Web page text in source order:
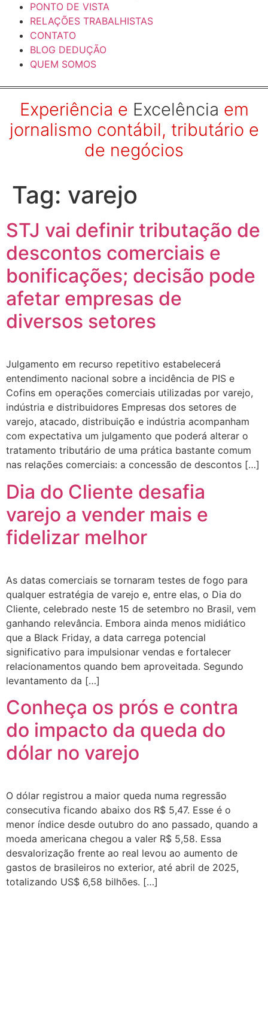
PONTO DE VISTA
RELAÇÕES TRABALHISTAS
CONTATO
BLOG DEDUÇÃO
QUEM SOMOS
Experiência e Excelência em
jornalismo contábil, tributário e
de negócios
Tag: varejo
STJ vai definir tributação de
descontos comerciais e
bonificações; decisão pode
afetar empresas de
diversos setores
Julgamento em recurso repetitivo estabelecerá
entendimento nacional sobre a incidência de PIS e
Cofins em operações comerciais utilizadas por varejo,
indústria e distribuidores Empresas dos setores de
varejo, atacado, distribuição e indústria acompanham
com expectativa um julgamento que poderá alterar o
tratamento tributário de uma prática bastante comum
nas relações comerciais: a concessão de descontos […]
Dia do Cliente desafia
varejo a vender mais e
fidelizar melhor
As datas comerciais se tornaram testes de fogo para
qualquer estratégia de varejo e, entre elas, o Dia do
Cliente, celebrado neste 15 de setembro no Brasil, vem
ganhando relevância. Embora ainda menos midiático
que a Black Friday, a data carrega potencial
significativo para impulsionar vendas e fortalecer
relacionamentos quando bem aproveitada. Segundo
levantamento da […]
Conheça os prós e contra
do impacto da queda do
dólar no varejo
O dólar registrou a maior queda numa regressão
consecutiva ficando abaixo dos R$ 5,47. Esse é o
menor índice desde outubro do ano passado, quando a
moeda americana chegou a valer R$ 5,58. Essa
desvalorização frente ao real levou ao aumento de
gastos de brasileiros no exterior, até abril de 2025,
totalizando US$ 6,58 bilhões. […]